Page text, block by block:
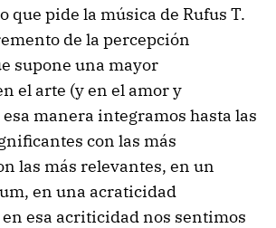
que pide la música de Rufus T.
de la percepción
supone una mayor
el arte (y en el amor y
manera integramos hasta las
con las más
las más relevantes, en un
en una acraticidad
esa acriticidad nos sentimos